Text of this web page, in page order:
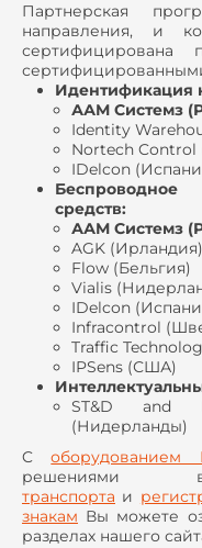
Партнерская
направления, и
Идентификация
ААМ Системз
Identity
Nortech Control
IDelcon
Беспроводное
средств:
ААМ Системз
AGK (Ирландия)
Flow (Бельгия)
Vialis
IDelcon
Infracontrol
Traffic
IPSens (США)
ST&D and
(Нидерланды)
Cоборудованием
транспорта и
знакам Вы можете
разделах нашего